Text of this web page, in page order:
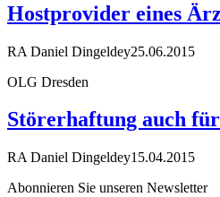
Hostprovider eines
RA Daniel Dingeldey25.06.2015
OLG Dresden
Störerhaftung auch
RA Daniel Dingeldey15.04.2015
Abonnieren Sie unseren Newsletter